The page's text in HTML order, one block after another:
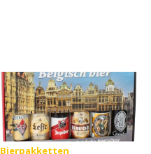
Bierpakketten